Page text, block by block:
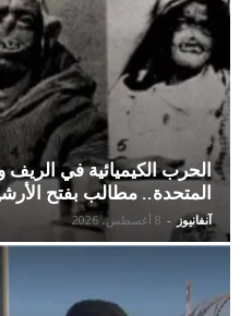
الحرب الكيميائية في الريف
المتحدة.. مطالب بفتح
آنفانيوز - 8 أغسطس، 2026